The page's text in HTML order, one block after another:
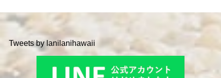
Tweets by lanilanihawaii